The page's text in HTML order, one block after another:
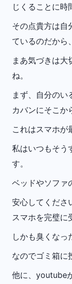
じくることに時
その点貴方は自
ているのだから
まあ気づきは大
ね。
まず、自分のい
カバンにそこか
これはスマホが
私はいつもそう
す。
ベッドやソファ
安心してくださ
スマホを完璧に
しかも臭くなっ
なのでゴミ箱に
他に、youtube